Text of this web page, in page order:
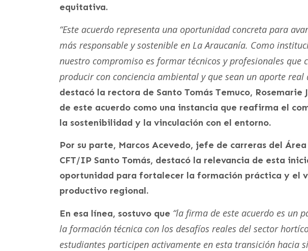
equitativa.
“Este acuerdo representa una oportunidad concreta para
más responsable y sostenible en La Araucanía. Como
nuestro compromiso es formar técnicos y profesionales que
producir con conciencia ambiental y que sean un aporte
destacó la rectora de Santo Tomás Temuco, Rosemarie
de este acuerdo como una instancia que reafirma el
la sostenibilidad y la vinculación con el entorno.
Por su parte, Marcos Acevedo, jefe de carreras del
CFT/IP Santo Tomás, destacó la relevancia de esta
oportunidad para fortalecer la formación práctica y el
productivo regional.
En esa línea, sostuvo que “la firma de este acuerdo es un
la formación técnica con los desafíos reales del sector
estudiantes participen activamente en esta transición hacia